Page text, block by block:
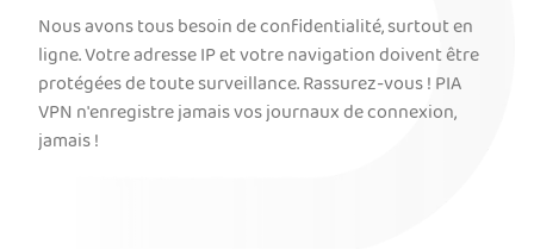
Nous avons tous besoin de confidentialité, surtout en
ligne. Votre adresse IP et votre navigation doivent être
protégées de toute surveillance. Rassurez-vous ! PIA
VPN n'enregistre jamais vos journaux de connexion,
jamais !